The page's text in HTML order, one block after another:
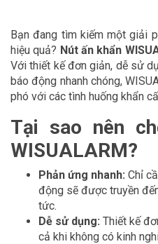
Bạn đang tìm kiếm một giải
hiệu quả? Nút ấn khẩn
Với thiết kế đơn giản, dễ sử
báo động nhanh chóng,
phó với các tình huống khẩn
Tại sao nên
WISUALARM?
Phản ứng nhanh: Chỉ
động sẽ được truyền
tức.
Dễ sử dụng: Thiết kế
cả khi không có kinh